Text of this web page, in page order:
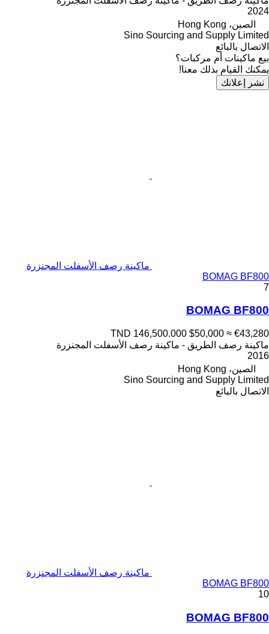
2024
الصين، Hong Kong
Sino Sourcing and Supply Limited
الاتصال بالبائع
بيع ماكينات أم مركبات؟
يمكنك القيام بذلك معنا!
نشر إعلانك
ماكينة رصف الأسفلت المجنزرة
BOMAG BF800
7
BOMAG BF800
TND 146,500.000 $50,000 ≈ €43,280
ماكينة رصف الطريق - ماكينة رصف الأسفلت المجنزرة
2016
الصين، Hong Kong
Sino Sourcing and Supply Limited
الاتصال بالبائع
ماكينة رصف الأسفلت المجنزرة
BOMAG BF800
10
BOMAG BF800